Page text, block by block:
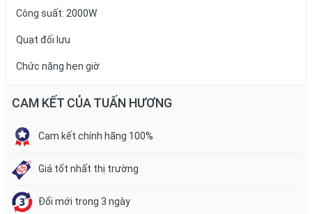
Công suất: 2000W
Quạt đối lưu
Chức năng hẹn giờ
CAM KẾT CỦA TUẤN HƯƠNG
Cam kết chính hãng 100%
Giá tốt nhất thị trường
Đổi mới trong 3 ngày